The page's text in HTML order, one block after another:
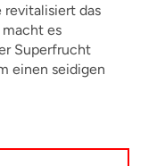
revitalisiert das
macht es
Superfrucht
einen seidigen